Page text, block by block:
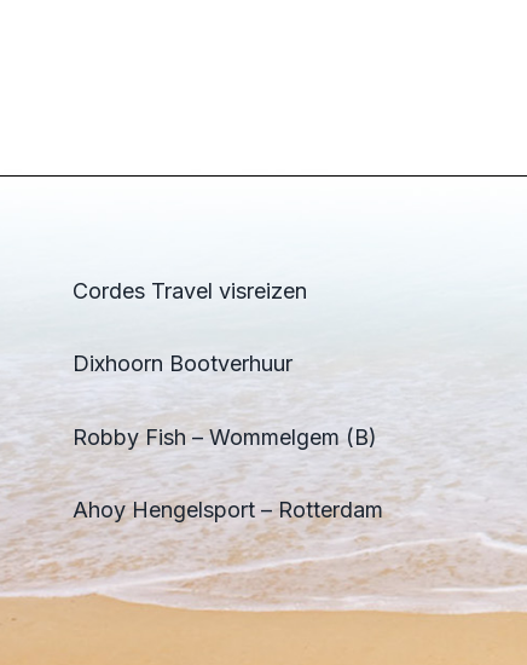
Cordes Travel visreizen
Dixhoorn Bootverhuur
Robby Fish – Wommelgem (B)
Ahoy Hengelsport – Rotterdam